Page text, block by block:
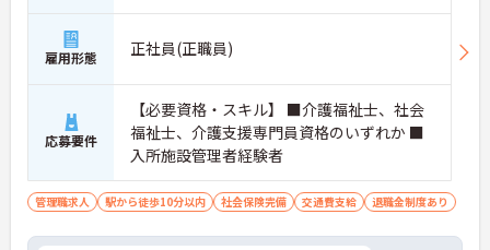
雇用形態 正社員(正職員)
応募要件
【必要資格・スキル】 ■介護福祉士、社会
福祉士、介護支援専門員資格のいずれか ■
入所施設管理者経験者
管理職求人 駅から徒歩10分以内 社会保険完備 交通費支給 退職金制度あり